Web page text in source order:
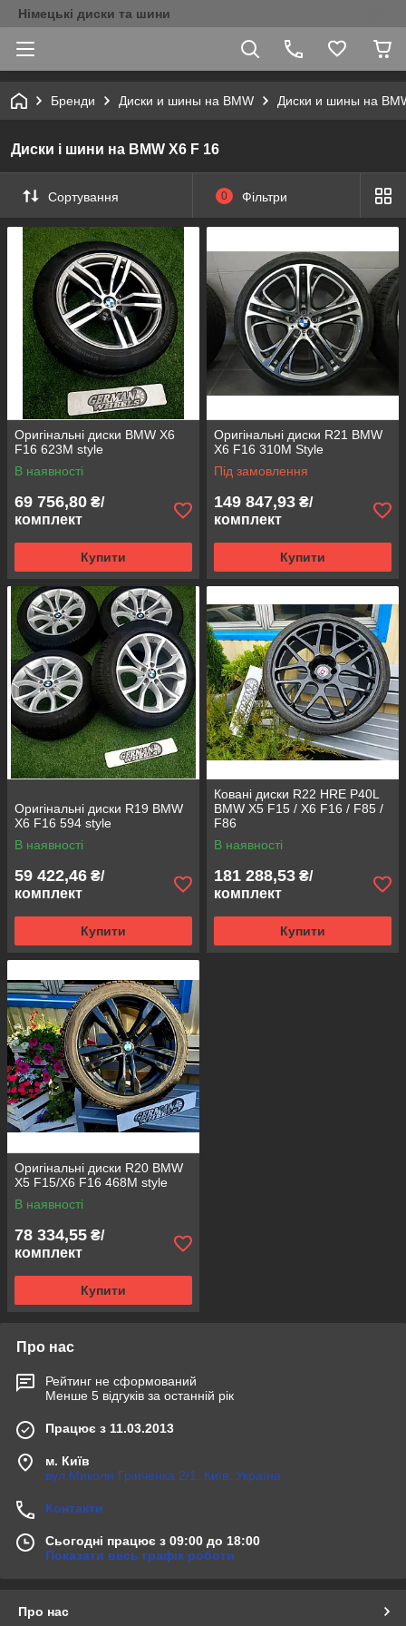
Німецькі диски та шини
Бренди Диски и шины на BMW Диски и шины на
Диски і шини на BMW X6 F 16
Сортування 0 Фільтри
Оригінальні диски BMW X6
F16 623M style
В наявності
69 756,80 ₴/
комплект
Купити
Оригінальні диски R21 BMW
X6 F16 310M Style
Під замовлення
149 847,93 ₴/
комплект
Купити
Оригінальні диски R19 BMW
X6 F16 594 style
В наявності
59 422,46 ₴/
комплект
Купити
Ковані диски R22 HRE P40L
BMW X5 F15 / X6 F16 / F85 /
F86
В наявності
181 288,53 ₴/
комплект
Купити
Оригінальні диски R20 BMW
X5 F15/X6 F16 468M style
В наявності
78 334,55 ₴/
комплект
Купити
Про нас
Рейтинг не сформований
Менше 5 відгуків за останній рік
Працює з 11.03.2013
м. Київ
вул.Миколи Грінченка 2/1, Київ, Україна
Контакти
Сьогодні працює з 09:00 до 18:00
Показати весь графік роботи
Про нас